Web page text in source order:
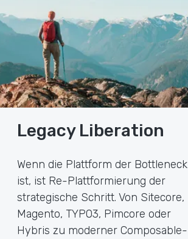
Legacy Liberation
Wenn die Plattform der Bottleneck
ist, ist Re-Plattformierung der
strategische Schritt. Von Sitecore,
Magento, TYPO3, Pimcore oder
Hybris zu moderner Composable-